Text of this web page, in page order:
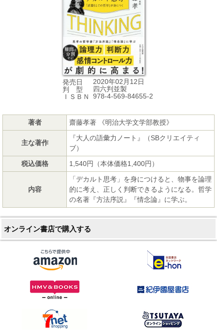
発売日
2020年02月12日
判 型
四六判並製
ＩＳＢＮ
978-4-569-84655-2
著者 齋藤孝著 《明治大学文学部教授》
主な著作
『大人の語彙力ノート』（SBクリエイティ
ブ）
税込価格
1,540円（本体価格1,400円）
内容
「デカルト思考」を身につけると、物事を論理
的に考え、正しく判断できるようになる。哲学
の名著『方法序説』『情念論』に学ぶ。
オンライン書店で購入する